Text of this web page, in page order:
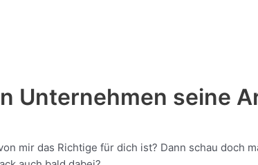
Unternehmen seine
mir das Richtige für dich ist? Dann schau doch